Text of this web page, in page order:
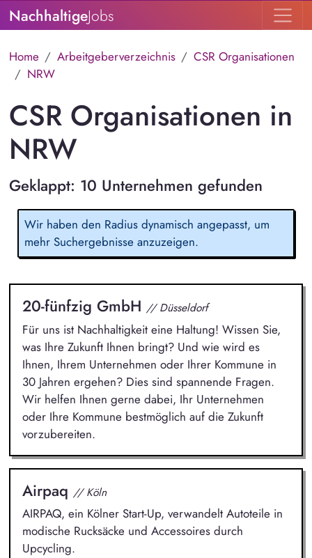
NachhaltigeJobs
Home Arbeitgeberverzeichnis
CSR Organisationen
NRW
CSR Organisationen in
NRW
Geklappt: 10 Unternehmen gefunden
Wir haben den Radius dynamisch angepasst, um
mehr Suchergebnisse anzuzeigen.
20-fünfzig GmbH // Düsseldorf
Für uns ist Nachhaltigkeit eine Haltung! Wissen Sie,
was Ihre Zukunft Ihnen bringt? Und wie wird es
Ihnen, Ihrem Unternehmen oder Ihrer Kommune in
30 Jahren ergehen? Dies sind spannende Fragen.
Wir helfen Ihnen gerne dabei, Ihr Unternehmen
oder Ihre Kommune bestmöglich auf die Zukunft
vorzubereiten.
Airpaq // Köln
AIRPAQ, ein Kölner Start-Up, verwandelt Autoteile in
modische Rucksäcke und Accessoires durch
Upcycling.